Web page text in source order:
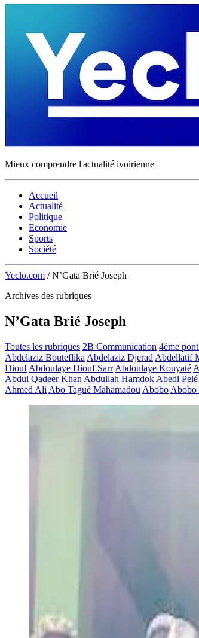
Mieux comprendre l'actualité ivoirienne
Accueil
Actualité
Politique
Economie
Sports
Société
Yeclo.com / N’Gata Brié Joseph
Archives des rubriques
N’Gata Brié Joseph
Toutes les rubriques 2B Communication 4ème
Abdelaziz Bouteflika Abdelaziz Djerad Abdellatif
Diouf Abdoulaye Diouf Sarr Abdoulaye Kouyaté
Abdul Qadeer Khan Abdullah Hamdok Abedi Pelé
Ahmed Ali Abo Tagué Mahamadou Abobo Abobo